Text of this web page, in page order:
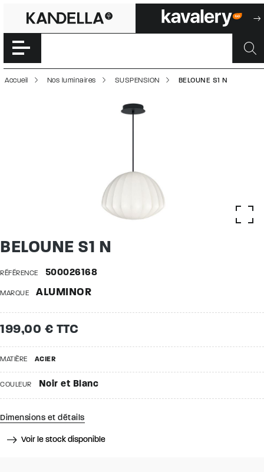
BELOUNE S1 N |
Accéder directement au contenu de la page
Accueil Nos luminaires SUSPENSION BELOUNE S1 N
BELOUNE S1 N
RÉFÉRENCE 500026168
MARQUE ALUMINOR
199,00 € TTC
MATIÈRE ACIER
COULEUR Noir et Blanc
Dimensions et détails
Voir le stock disponible